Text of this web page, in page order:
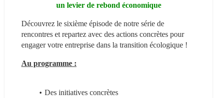
un levier de rebond économique
Découvrez le sixième épisode de notre série de
rencontres et repartez avec des actions concrètes pour
engager votre entreprise dans la transition écologique !
Au programme :
Des initiatives concrètes